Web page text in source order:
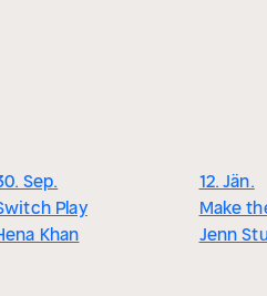
Sep.
Play
Khan
12. Jän.
Make
Jenn